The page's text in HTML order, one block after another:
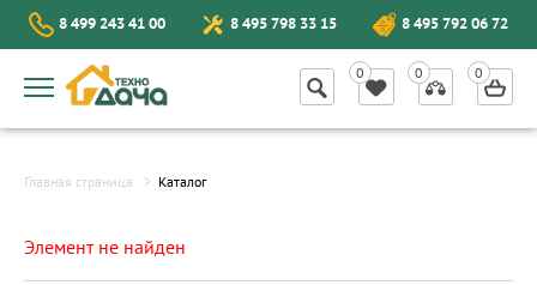
8 499 243 41 00 8 495 798 33 15 8 495 792 06 72
Главная страница Каталог
Элемент не найден